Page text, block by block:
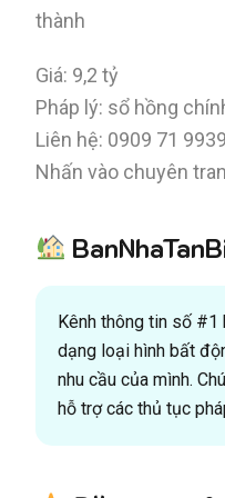
thành
Giá: 9,2 tỷ
Pháp lý: sổ hồng
Liên hệ: 0909 71
Nhấn vào chuyên
Kênh thông tin số #1
dạng loại hình bất
nhu cầu của mình.
hỗ trợ các thủ tục